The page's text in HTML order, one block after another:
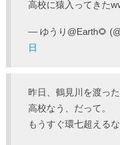
高校に猿入ってきた
— ゆうり@Earth🌻
日
昨日、鶴見川を渡っ
高校なう、だって。
もうすぐ環七超える